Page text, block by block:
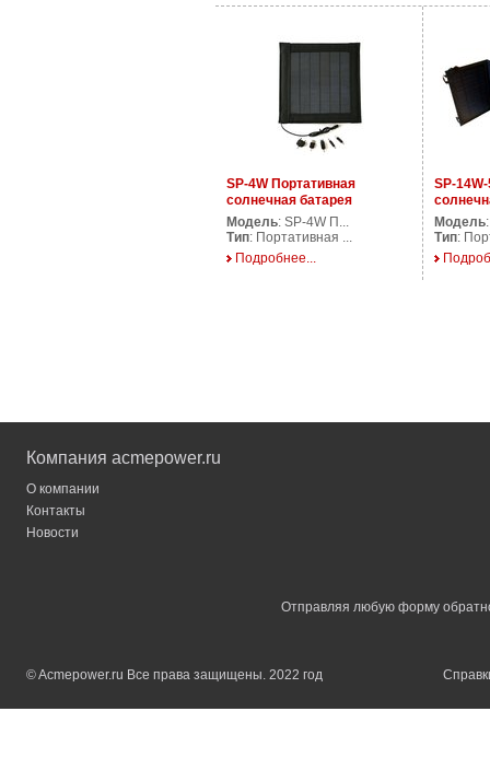
SP-4W Портативная
солнечная батарея
Модель: SP-4W П...
Тип: Портативная ...
Подробнее...
SP-
Модель
Тип:
Компания acmepower.ru
О компании
Контакты
Новости
Отправляя любую форму
© Acmepower.ru Все права защищены. 2022 год